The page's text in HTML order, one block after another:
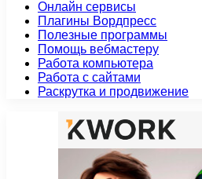
Онлайн сервисы
Плагины Вордпресс
Полезные программы
Помощь вебмастеру
Работа компьютера
Работа с сайтами
Раскрутка и продвижение